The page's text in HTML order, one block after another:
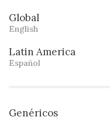
Global
English
Latin America
Español
Genéricos